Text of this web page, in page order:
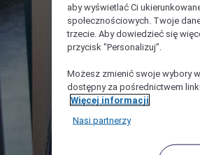
aby wyświetlać Ci
społecznościowych. Twoje
trzecie. Aby dowiedzieć się
przycisk "Personalizuj”.
Możesz zmienić swoje wybory
dostępny za pośrednictwem
Więcej informacji
Nasi partnerzy